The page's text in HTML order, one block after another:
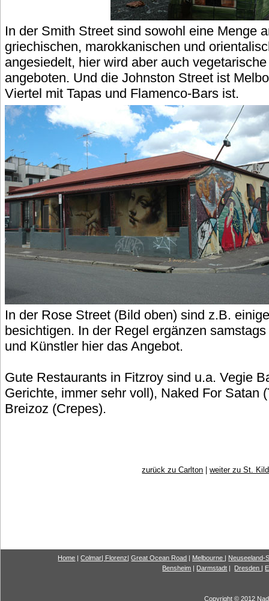
In der Smith Street sind sowohl eine Menge
griechischen, marokkanischen und
angesiedelt, hier wird aber auch
angeboten. Und die Johnston Street ist
Viertel mit Tapas und Flamenco-Bars ist.
In der Rose Street (Bild oben) sind z.B.
besichtigen. In der Regel ergänzen
und Künstler hier das Angebot.
Gute Restaurants in Fitzroy sind u.a. Vegie
Gerichte, immer sehr voll), Naked For Satan
Breizoz (Crepes).
zurück zu Carlton |weiter zu St.
Home |Colmar| Florenz|Great Ocean Road | Melbourne | Neuseeland-
Bensheim | Darmstadt | Dresden |
Copyright © 2012